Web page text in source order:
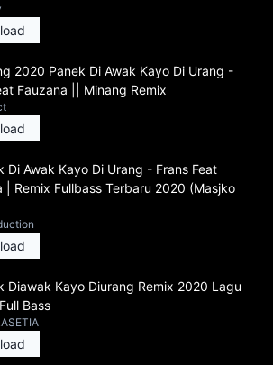
2020 Panek Di Awak Kayo Di Urang -
Fauzana || Minang Remix
Di Awak Kayo Di Urang - Frans Feat
| Remix Fullbass Terbaru 2020 (Masjko
Diawak Kayo Diurang Remix 2020 Lagu
Bass